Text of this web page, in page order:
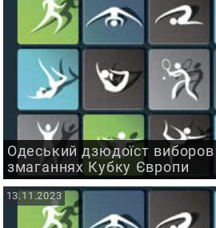
Одеський дзюдоїст
змаганнях Кубку Європи
13.11.2023